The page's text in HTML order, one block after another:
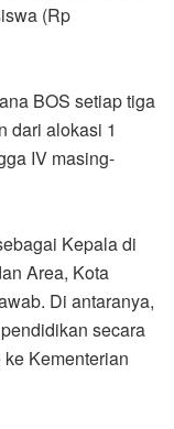
(Rp
BOS setiap tiga
dari alokasi 1
IV masing-
Kepala di
Area, Kota
Di antaranya,
secara
Kementerian